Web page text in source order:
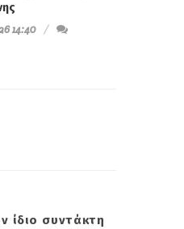
14:40
ίδιο συντάκτη